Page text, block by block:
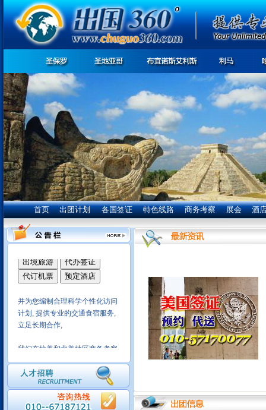
首页 出团计划 各国签证 特色线路 商务考察 展会
酒
我们竭诚为您服务:
并为您编制合理科学个性化访问
计划, 提供专业的交通食宿服务,
立足长期合作,
我们在拉美和北美地区商务考察
动安排细致
2